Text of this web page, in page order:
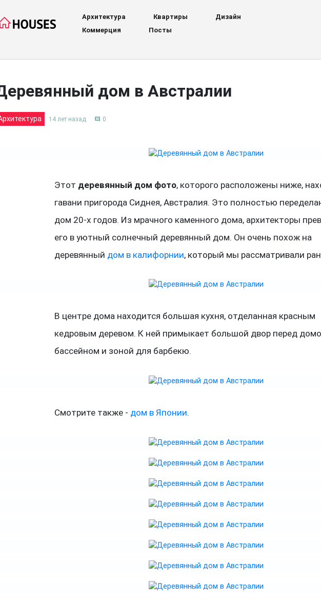
Архитектура Квартиры
Дизайн
Коммерция
Посты
дом в Австралии
14 лет назад comment 0
Этот деревянный дом фото, которого расположены ниже,
гавани пригорода Сиднея, Австралия. Это полностью
дом 20-х годов. Из мрачного каменного дома, архитекторы
его в уютный солнечный деревянный дом. Он очень похож на
деревянный дом в калифорнии, который мы рассматривали
В центре дома находится большая кухня, отделанная красным
кедровым деревом. К ней примыкает большой двор перед
бассейном и зоной для барбекю.
Смотрите также - дом в Японии.